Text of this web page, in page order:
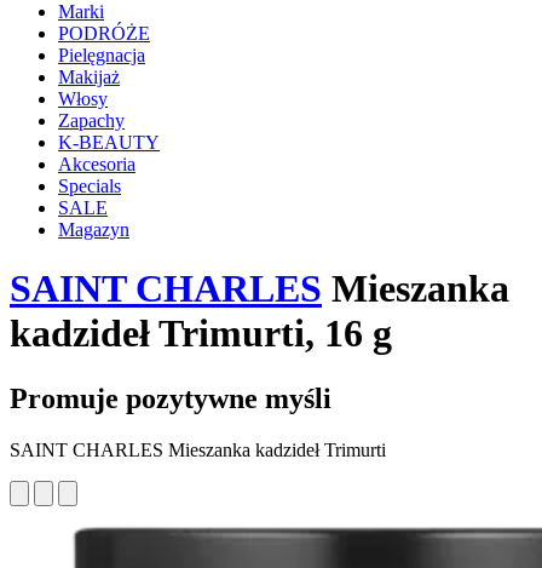
Marki
PODRÓŻE
Pielęgnacja
Makijaż
Włosy
Zapachy
K-BEAUTY
Akcesoria
Specials
SALE
Magazyn
SAINT CHARLES Mieszanka
kadzideł Trimurti, 16 g
Promuje pozytywne myśli
SAINT CHARLES Mieszanka kadzideł Trimurti